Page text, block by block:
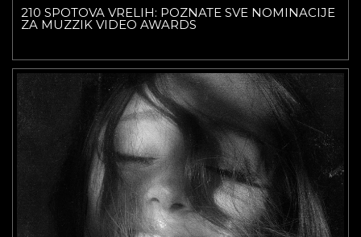
210 SPOTOVA VRELIH: POZNATE SVE NOMINACIJE
ZA MUZZIK VIDEO AWARDS